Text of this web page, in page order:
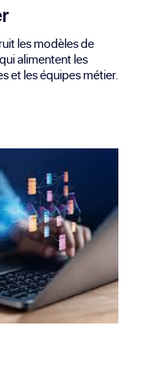
les modèles de
alimentent les
et les équipes métier.